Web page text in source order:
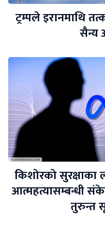
ट्रम्पले इरानमाथि
सैन्य
किशोरको
आत्महत्यासम्बन्धी
तुरुन्त